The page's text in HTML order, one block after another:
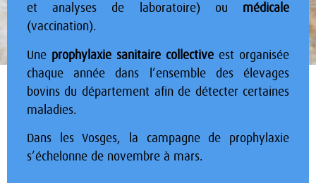
et analyses de laboratoire) ou médicale
(vaccination).
Une prophylaxie sanitaire collective est organisée
chaque année dans l’ensemble des élevages
bovins du département afin de détecter certaines
maladies.
Dans les Vosges, la campagne de prophylaxie
s’échelonne de novembre à mars.